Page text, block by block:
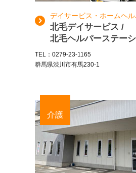
デイサービス・ホームヘ
北毛デイサービス /
北毛ヘルパーステー
TEL：0279-23-1165
群馬県渋川市有馬230-1
介護